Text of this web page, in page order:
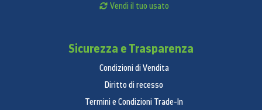
Vendi il tuo usato
Sicurezza e Trasparenza
Condizioni di Vendita
Diritto di recesso
Termini e Condizioni Trade-In